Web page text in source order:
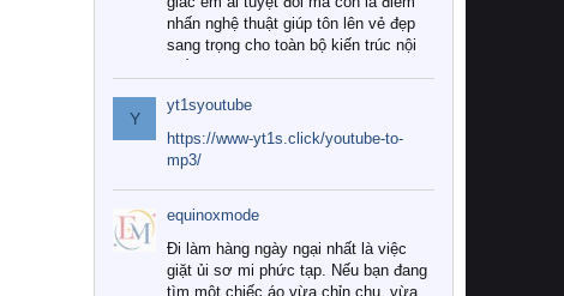
nhấn nghệ thuật giúp tôn lên vẻ đẹp
sang trọng cho toàn bộ kiến trúc nội
Tuy nhiên, giữa thị trường đa dạng
với vô vàn thương hiệu và mẫu mã
như hiện nay, làm thế nào để chọn
được những bộ chăn ga gối đệm cao
cấp thực sự chất lượng, phù hợp với
khí hậu và nhu cầu sử dụng của gia
đình? Hãy cùng chúng tôi đi tìm lời
giải đáp chi tiết qua bài viết dưới đây.
Y
yt1syoutube
https://www-yt1s.click/youtube-to-
mp3/
equinoxmode
Đi làm hàng ngày ngại nhất là việc
giặt ủi sơ mi phức tạp. Nếu bạn đang
tìm một chiếc áo vừa chỉn chu, vừa